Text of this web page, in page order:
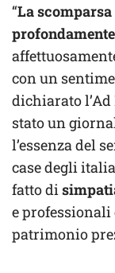
“La
con un
dichiarato l’Ad
stato un
l’essenza del
case degli
fatto di
e professionali
patrimonio